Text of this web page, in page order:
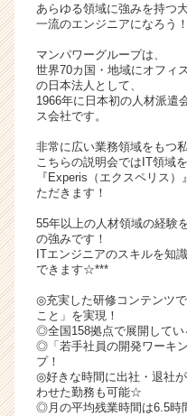
ト
が
届
く
活
イ
ト
チ
キ
リ
（C
e
e
a
あらゆる領域に強みを持つ
一流のエンジニアになろう！
マンパワーグループは、
世界70カ国・地域にオフィ
の日本法人として、
1966年に日本初の人材派遣
ス会社です。
非常に広い業務領域をもつ
こちらの説明会ではIT領域
『Experis（エクスペリス
ただきます！
55年以上の人材領域の経験
の強みです！
ITエンジニアのスキルを知
できます☆***
◎充実した研修コンテンツ
こと」を実現！
◎全国158拠点で展開して
◎「若手社員の開発ワーキ
プ！
◎好きな時間に出社・退社
わせた勤務も可能☆
◎月の平均残業時間は6.5時